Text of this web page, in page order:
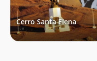
Cerro Santa Elena